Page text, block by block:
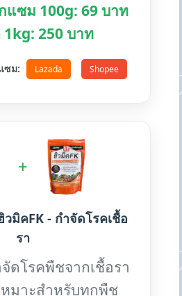
แซม 100g: 69 บาท
250 บาท
ซม: Lazada Shopee
+
มิคFK - กำจัดโรคเชื้อ
รา
ดโรคพืชจากเชื้อรา
มาะสำหรับทุกพืช